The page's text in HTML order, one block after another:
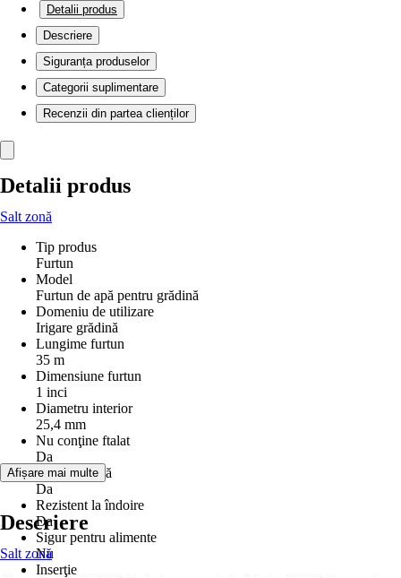
Detalii produs
Descriere
Siguranța produselor
Categorii suplimentare
Recenzii din partea clienților
Detalii produs
Salt zonă
Tip produs
Furtun
Model
Furtun de apă pentru grădină
Domeniu de utilizare
Irigare grădină
Lungime furtun
35 m
Dimensiune furtun
1 inci
Diametru interior
25,4 mm
Nu conţine ftalat
Da
Formă stabilă
Da
Rezistent la îndoire
Da
Sigur pentru alimente
Nu
Inserţie
Afișare mai multe
Descriere
Salt zonă